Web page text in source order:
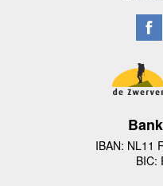
IBAN: NL11
BIC: